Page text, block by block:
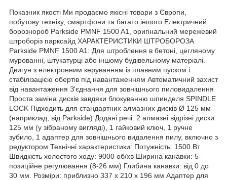
Показник якості Ми продаємо якісні товари з Європи,
побутову техніку, смартфони та багато іншого Електричний
борознороб Parkside PMNF 1500 A1, оригінальний мережевий
штроборіз парксайд ХАРАКТЕРИСТИКИ ШТРОБОРОЗА
Parkside PMNF 1500 A1: Для штроблення в бетоні, цегляному
мурованні, штукатурці або іншому будівельному матеріалі.
Двигун з електронним керуванням із плавним пуском і
стабілізацією обертів під навантаженням Автоматичний захист
від навантаження З'єднання для зовнішнього пиловидалення
Проста заміна дисків завдяки блокуванню шпинделя SPINDLE
LOCK Підходить для стандартних алмазних дисків Ø 125 мм
(наприклад, від Parkside) Додані речі: 2 алмазні відрізні диски
125 мм (у зібраному вигляді), 1 гайковий ключ, 1 ручне
зубило, 1 адаптер для зовнішнього видалення пилу, включно з
редуктором Технічні характеристики: Потужність: 1500 Вт
Швидкість холостого ходу: 9000 об/хв Ширина канавки: 5-
позиційне регулювання (8-26 мм) Глибина канавки: від 0 до
30 мм. Розміри: приблизно 337 х 210 х 196 мм Адаптер для